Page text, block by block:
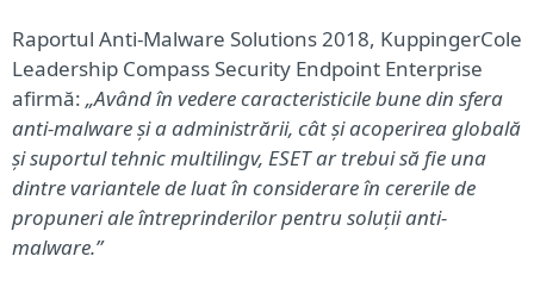
Raportul Anti-Malware Solutions 2018, KuppingerCole
Leadership Compass Security Endpoint Enterprise
afirmă: „Având în vedere caracteristicile bune din sfera
anti-malware și a administrării, cât și acoperirea globală
și suportul tehnic multilingv, ESET ar trebui să fie una
dintre variantele de luat în considerare în cererile de
propuneri ale întreprinderilor pentru soluții anti-
malware.”